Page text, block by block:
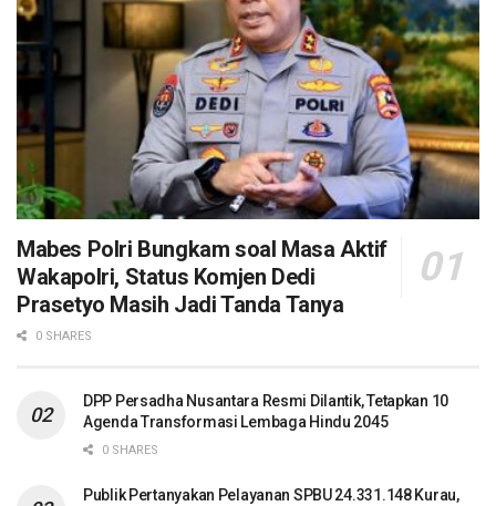
Mabes Polri Bungkam soal Masa Aktif
Wakapolri, Status Komjen Dedi
Prasetyo Masih Jadi Tanda Tanya
0 SHARES
DPP Persadha Nusantara Resmi Dilantik, Tetapkan 10
Agenda Transformasi Lembaga Hindu 2045
0 SHARES
Publik Pertanyakan Pelayanan SPBU 24.331.148 Kurau,